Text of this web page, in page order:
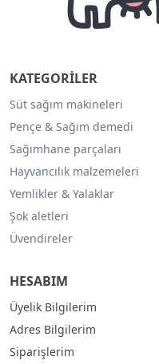
KATEGORİLER
Süt sağım makineleri
Pençe & Sağım demedi
Sağımhane parçaları
Hayvancılık malzemeleri
Yemlikler & Yalaklar
Şok aletleri
Üvendireler
HESABIM
Üyelik Bilgilerim
Adres Bilgilerim
Siparişlerim